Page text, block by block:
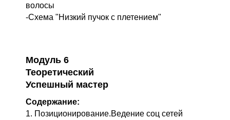
волосы
-Схема "Низкий пучок с плетением"
Модуль 6
Теоретический
Успешный мастер
Содержание:
1. Позиционирование.Ведение соц сетей